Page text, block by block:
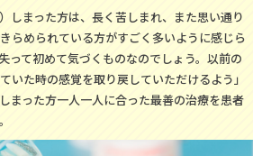
しまった方は、長く苦しまれ、また思い通り
らめられている方がすごく多いように感じら
って初めて気づくものなのでしょう。以前の
いた時の感覚を取り戻していただけるよう」
まった方一人一人に合った最善の治療を患者